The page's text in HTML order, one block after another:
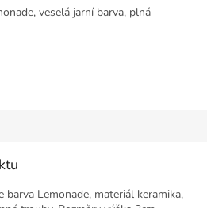
veselá jarní barva, plná
barva Lemonade, materiál keramika,